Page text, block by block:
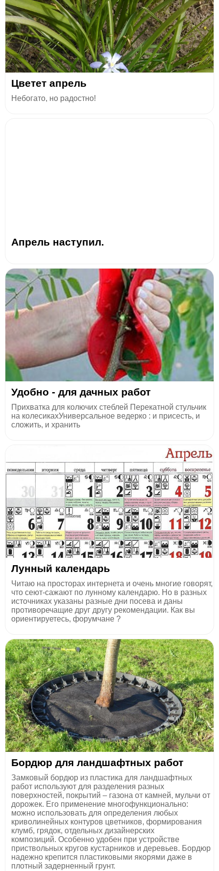
Цветет апрель
Небогато, но радостно!
Апрель наступил.
Удобно - для дачных работ
Прихватка для колючих стеблей Перекатной стульчик
на колесикахУниверсальное ведерко : и присесть, и
сложить, и хранить
Лунный календарь
Читаю на просторах интернета и очень многие говорят,
что сеют-сажают по лунному календарю. Но в разных
источниках указаны разные дни посева и даны
противоречащие друг другу рекомендации. Как вы
ориентируетесь, форумчане ?
Бордюр для ландшафтных работ
Замковый бордюр из пластика для ландшафтных
работ используют для разделения разных
поверхностей, покрытий – газона от камней, мульчи от
дорожек. Его применение многофункционально:
можно использовать для определения любых
криволинейных контуров цветников, формирования
клумб, грядок, отдельных дизайнерских
композиций. Особенно удобен при устройстве
приствольных кругов кустарников и деревьев. Бордюр
надежно крепится пластиковыми якорями даже в
плотный задерненный грунт.